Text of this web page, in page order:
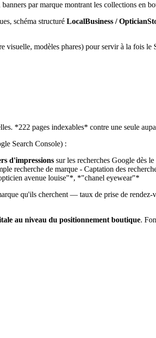
par marque montrant les collections en
schéma structuré LocalBusiness /
visuelle, modèles phares) pour servir à la fois
*222 pages indexables* contre une seule
Search Console) :
d'impressions sur les recherches Google dès
recherche de marque - Captation des
avenue louise"*, *"chanel eyewear"*
qu'ils cherchent — taux de prise de
au niveau du positionnement boutique.